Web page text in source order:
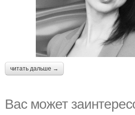
читать дальше →
Вас может